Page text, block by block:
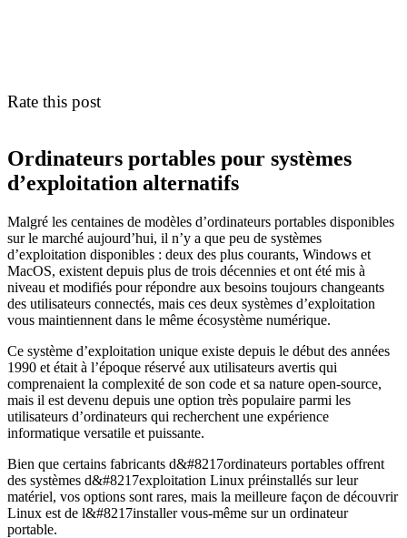
Rate this post
Ordinateurs portables pour systèmes
d’exploitation alternatifs
Malgré les centaines de modèles d’ordinateurs portables disponibles
sur le marché aujourd’hui, il n’y a que peu de systèmes
d’exploitation disponibles : deux des plus courants, Windows et
MacOS, existent depuis plus de trois décennies et ont été mis à
niveau et modifiés pour répondre aux besoins toujours changeants
des utilisateurs connectés, mais ces deux systèmes d’exploitation
vous maintiennent dans le même écosystème numérique.
Ce système d’exploitation unique existe depuis le début des années
1990 et était à l’époque réservé aux utilisateurs avertis qui
comprenaient la complexité de son code et sa nature open-source,
mais il est devenu depuis une option très populaire parmi les
utilisateurs d’ordinateurs qui recherchent une expérience
informatique versatile et puissante.
Bien que certains fabricants d&#8217ordinateurs portables offrent
des systèmes d&#8217exploitation Linux préinstallés sur leur
matériel, vos options sont rares, mais la meilleure façon de découvrir
Linux est de l&#8217installer vous-même sur un ordinateur
portable.